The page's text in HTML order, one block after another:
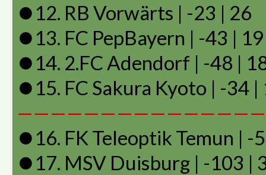
⏺️12. RB Vorwärts | -23 | 26
⏺️13. FC PepBayern | -43 | 19
⏺️14. 2.FC Adendorf | -48 |
⏺️15. FC Sakura Kyoto | -34 |
⏺️16. FK Teleoptik Temun | -
⏺️17. MSV Duisburg | -103 |